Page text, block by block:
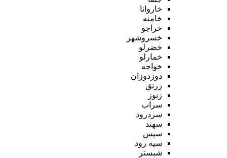
خاروانا
خامنه
خراجو
خسروشهر
خضرلو
خمارلو
خواجه
دوزدوزان
زرنق
زنوز
سراب
سردرود
سهند
سیس
سیه رود
شبستر